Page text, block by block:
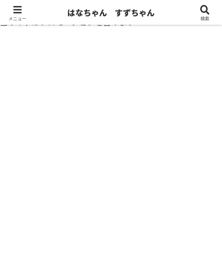
当サイトはプロモーションを含みます
メニュー
はなちゃん すずちゃん
検索